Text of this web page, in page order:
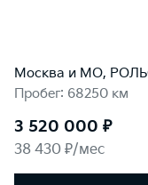
Москва и МО,
Пробег: 68250 км
3 520 000 ₽
38 430 ₽/мес